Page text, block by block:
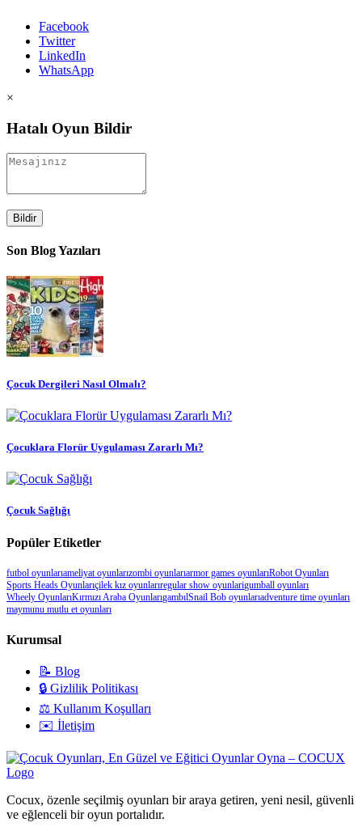
Facebook
Twitter
LinkedIn
WhatsApp
×
Hatalı Oyun Bildir
Bildir
Son Blog Yazıları
Çocuk Dergileri Nasıl Olmalı?
Çocuklara Florür Uygulaması Zararlı Mı?
Çocuk Sağlığı
Popüler Etiketler
futbol oyunlarıameliyat oyunlarızombi oyunlarıarmor games oyunlarıRobot Oyunları
Sports Heads Oyunlarıçilek kız oyunlarıregular show oyunlarigumball oyunları
Wheely OyunlarıKırmızı Araba OyunlarıgambılSnail Bob oyunlarıadventure time oyunları
maymunu mutlu et oyunları
Kurumsal
📝 Blog
🔒 Gizlilik Politikası
⚖️ Kullanım Koşulları
✉️ İletişim
Cocux, özenle seçilmiş oyunları bir araya getiren, yeni nesil, güvenli
ve eğlenceli bir oyun portalıdır.